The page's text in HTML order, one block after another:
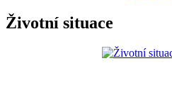
Životní situace